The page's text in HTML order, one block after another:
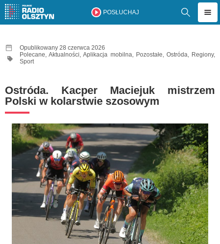
POSŁUCHAJ
Opublikowany 28 czerwca 2026
Polecane,Aktualności,Aplikacja mobilna, Pozostałe, Ostróda, Regiony,
Sport
Ostróda. Kacper Maciejuk mistrzem
Polski w kolarstwie szosowym